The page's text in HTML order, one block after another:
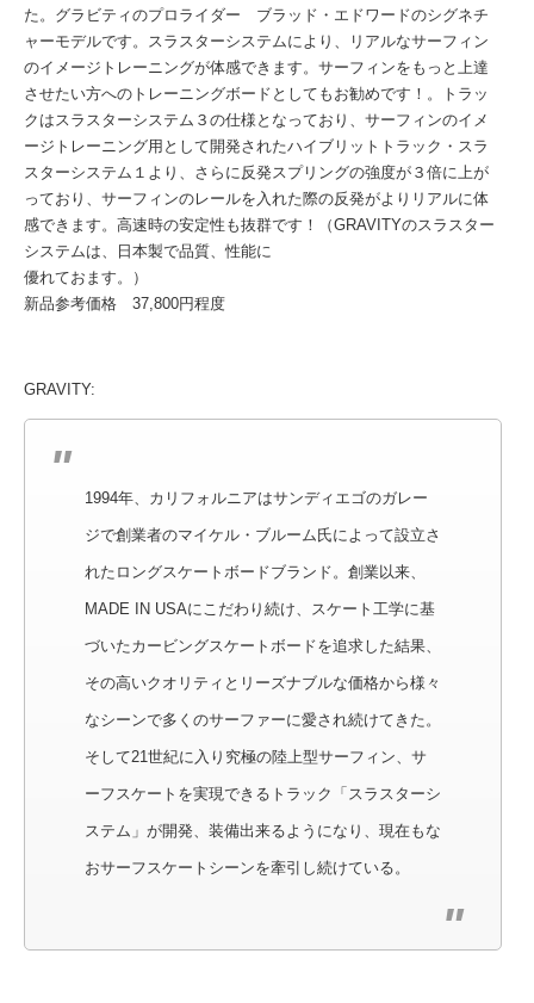
た。グラビティのプロライダー ブラッド・エドワードのシグネチ
ャーモデルです。スラスターシステムにより、リアルなサーフィン
のイメージトレーニングが体感できます。サーフィンをもっと上達
させたい方へのトレーニングボードとしてもお勧めです！。トラッ
クはスラスターシステム３の仕様となっており、サーフィンのイメ
ージトレーニング用として開発されたハイブリットトラック・スラ
スターシステム１より、さらに反発スプリングの強度が３倍に上が
っており、サーフィンのレールを入れた際の反発がよりリアルに体
感できます。高速時の安定性も抜群です！（GRAVITYのスラスター
システムは、日本製で品質、性能に
優れておます。）
新品参考価格 37,800円程度
GRAVITY:
1994年、カリフォルニアはサンディエゴのガレー
ジで創業者のマイケル・ブルーム氏によって設立さ
れたロングスケートボードブランド。創業以来、
MADE IN USAにこだわり続け、スケート工学に基
づいたカービングスケートボードを追求した結果、
その高いクオリティとリーズナブルな価格から様々
なシーンで多くのサーファーに愛され続けてきた。
そして21世紀に入り究極の陸上型サーフィン、サ
ーフスケートを実現できるトラック「スラスターシ
ステム」が開発、装備出来るようになり、現在もな
おサーフスケートシーンを牽引し続けている。